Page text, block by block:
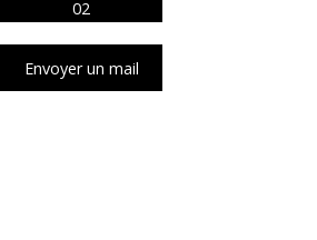
02
Envoyer un mail